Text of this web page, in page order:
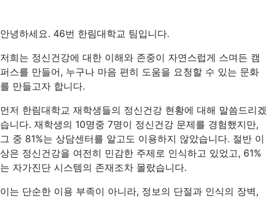
안녕하세요. 46번 한림대학교 팀입니다.
저희는 정신건강에 대한 이해와 존중이 자연스럽게 스며든 캠
퍼스를 만들어, 누구나 마음 편히 도움을 요청할 수 있는 문화
를 만들고자 합니다.
먼저 한림대학교 재학생들의 정신건강 현황에 대해 말씀드리겠
습니다. 재학생의 10명중 7명이 정신건강 문제를 경험했지만,
그 중 81%는 상담센터를 알고도 이용하지 않았습니다. 절반 이
상은 정신건강을 여전히 민감한 주제로 인식하고 있었고, 61%
는 자가진단 시스템의 존재조차 몰랐습니다.
이는 단순한 이용 부족이 아니라, 정보의 단절과 인식의 장벽,